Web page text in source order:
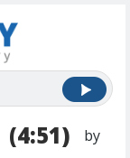
(4:51) by